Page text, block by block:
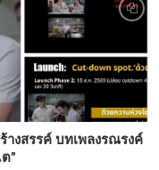
างสรรค์ บทเพลงรณรงค์
”